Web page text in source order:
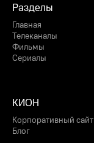
Разделы
Главная
Телеканалы
Фильмы
Сериалы
КИОН
Корпоративный сайт
Блог